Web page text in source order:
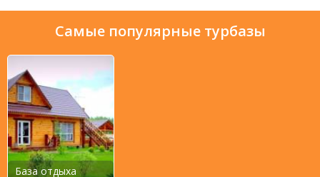
Самые популярные турбазы
База отдыха
Смоленский район Топчихинский район
Красноборский район